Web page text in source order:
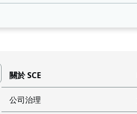
關於 SCE
公司治理